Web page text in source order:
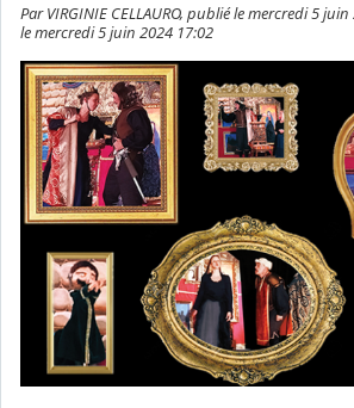
Par VIRGINIE CELLAURO, publié le mercredi 5
le mercredi 5 juin 2024 17:02